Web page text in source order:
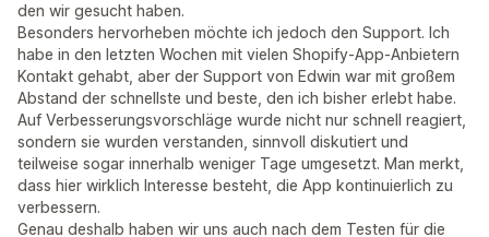
den wir gesucht haben.
Besonders hervorheben möchte ich jedoch den Support. Ich
habe in den letzten Wochen mit vielen Shopify-App-Anbietern
Kontakt gehabt, aber der Support von Edwin war mit großem
Abstand der schnellste und beste, den ich bisher erlebt habe.
Auf Verbesserungsvorschläge wurde nicht nur schnell reagiert,
sondern sie wurden verstanden, sinnvoll diskutiert und
teilweise sogar innerhalb weniger Tage umgesetzt. Man merkt,
dass hier wirklich Interesse besteht, die App kontinuierlich zu
verbessern.
Genau deshalb haben wir uns auch nach dem Testen für die